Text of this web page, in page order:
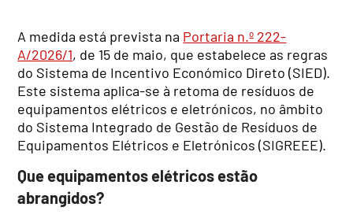
A medida está prevista na Portaria n.º 222-
A/2026/1, de 15 de maio, que estabelece as regras
do Sistema de Incentivo Económico Direto (SIED).
Este sistema aplica-se à retoma de resíduos de
equipamentos elétricos e eletrónicos, no âmbito
do Sistema Integrado de Gestão de Resíduos de
Equipamentos Elétricos e Eletrónicos (SIGREEE).
Que equipamentos elétricos estão
abrangidos?